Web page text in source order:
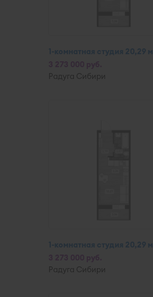
1-комнатная студия 20,29 м
Радуга Сибири
1-комнатная студия 20,29 м
Радуга Сибири